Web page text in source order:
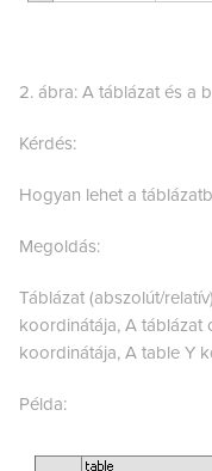
2. ábra: A táblázat és a
Kérdés:
Hogyan lehet a
Megoldás:
Táblázat (abszolút/
koordinátája, A táblázat
koordinátája, A table Y
Példa: